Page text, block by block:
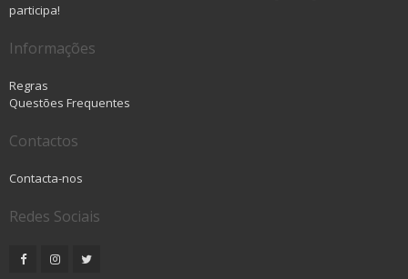
participa!
Informações
Regras
Questões Frequentes
Contactos
Contacta-nos
Redes Sociais